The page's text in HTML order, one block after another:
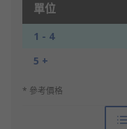
單位
1 - 4
5 +
* 參考價格